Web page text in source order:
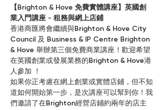
【Brighton & Hove 免費實體講座】英國創
業入門講座 - 租務與網上店鋪
香港商匯將會繼續與Brighton & Hove City
Council 及 Business & IP Centre Brighton
& Hove 舉辦第三個免費商業講座！歡迎希望
在英國創業或發展業務的Brighton & Hove港
人參加 ！
如果你正考慮在網上創業或實體店鋪，但不知
道如何開始第一步，是次講座可以幫到你！我
們邀請了在Brighton經營店鋪約兩年的店主